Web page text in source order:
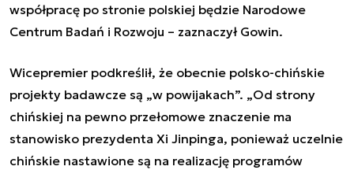
współpracę po stronie polskiej będzie Narodowe
Centrum Badań i Rozwoju – zaznaczył Gowin.
Wicepremier podkreślił, że obecnie polsko-chińskie
projekty badawcze są „w powijakach”. „Od strony
chińskiej na pewno przełomowe znaczenie ma
stanowisko prezydenta Xi Jinpinga, ponieważ uczelnie
chińskie nastawione są na realizację programów